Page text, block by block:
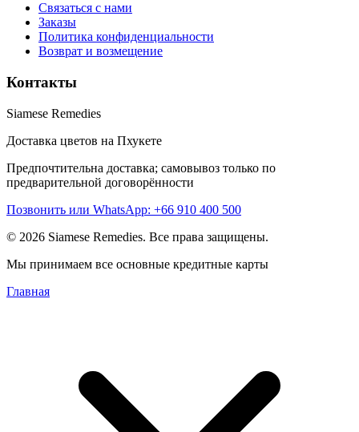
Связаться с нами
Заказы
Политика конфиденциальности
Возврат и возмещение
Контакты
Siamese Remedies
Доставка цветов на Пхукете
Предпочтительна доставка; самовывоз только по
предварительной договорённости
Позвонить или WhatsApp: +66 910 400 500
© 2026 Siamese Remedies. Все права защищены.
Мы принимаем все основные кредитные карты
Главная